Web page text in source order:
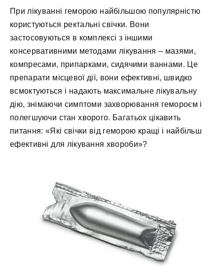
При лікуванні геморою найбільшою популярністю
користуються ректальні свічки. Вони
застосовуються в комплексі з іншими
консервативними методами лікування – мазями,
компресами, припарками, сидячими ваннами. Це
препарати місцевої дії, вони ефективні, швидко
всмоктуються і надають максимальне лікувальну
дію, знімаючи симптоми захворювання гемороєм і
полегшуючи стан хворого. Багатьох цікавить
питання: «Які свічки від геморою кращі і найбільш
ефективні для лікування хвороби»?